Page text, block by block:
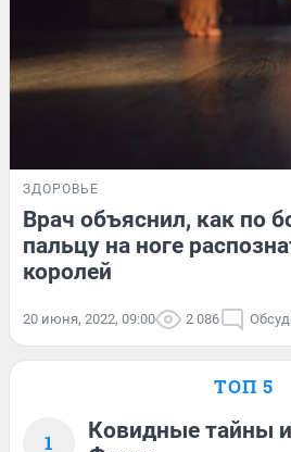
ЗДОРОВЬЕ
Врач объяснил, как по
пальцу на ноге
королей
20 июня, 2022, 09:00 2 086
ТОП 5
1
Ковидные тайны